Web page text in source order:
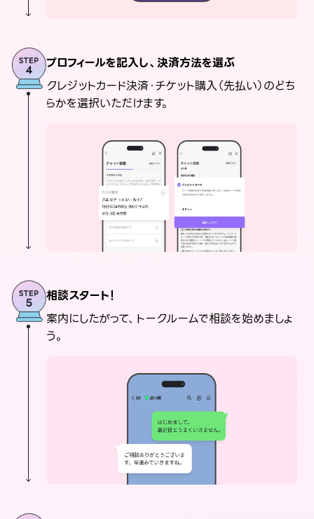
プロフィールを記入し、決済方法を選ぶ
クレジットカード決済・チケット購入（先払い）のどち
らかを選択いただけます。
相談スタート！
案内にしたがって、トークルームで相談を始めましょ
う。